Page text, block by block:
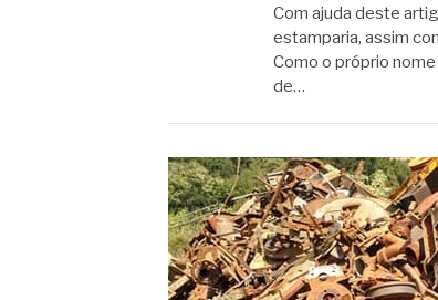
Com ajuda deste
estamparia, assim
Como o próprio
de…